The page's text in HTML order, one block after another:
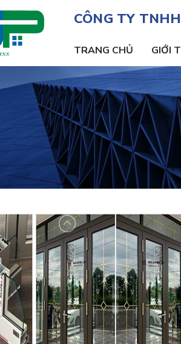
CÔNG TY
TRANG CHỦ GIỚI